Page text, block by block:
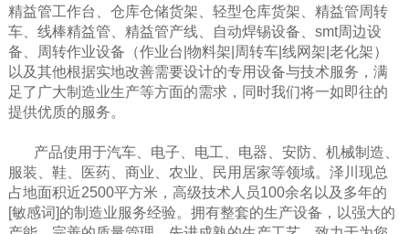
精益管工作台、仓库仓储货架、轻型仓库货架、精益管周转
车、线棒精益管、精益管产线、自动焊锡设备、smt周边设
备、周转作业设备（作业台|物料架|周转车|线网架|老化架）
以及其他根据实地改善需要设计的专用设备与技术服务，满
足了广大制造业生产等方面的需求，同时我们将一如即往的
提供优质的服务。
产品使用于汽车、电子、电工、电器、安防、机械制造、
服装、鞋、医药、商业、农业、民用居家等领域。泽川现总
占地面积近2500平方米，高级技术人员100余名以及多年的
[敏感词]的制造业服务经验。拥有整套的生产设备，以强大的